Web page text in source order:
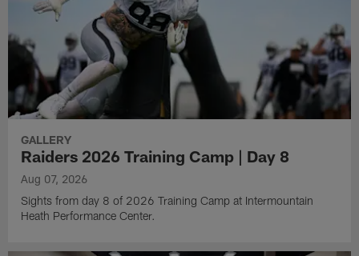
GALLERY
Raiders 2026 Training Camp | Day 8
Aug 07, 2026
Sights from day 8 of 2026 Training Camp at Intermountain
Heath Performance Center.